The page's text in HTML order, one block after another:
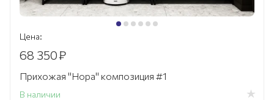
Цена:
68 350₽
Прихожая "Нора" композиция #1
В наличии